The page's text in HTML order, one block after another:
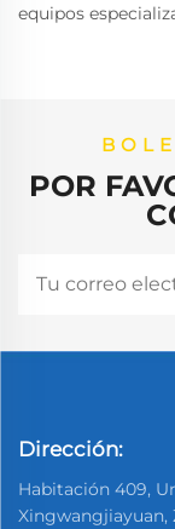
equipos
POR
Dirección:
Habitación 409,
Xingwangjiayuan,